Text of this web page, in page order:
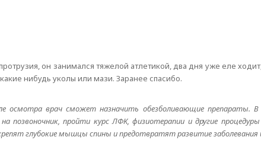
он занимался тяжелой атлетикой, два дня уже еле
нибудь уколы или мази. Заранее спасибо.
осмотра врач сможет назначить обезболивающие препараты.
позвоночник, пройти курс ЛФК, физиотерапии и другие
глубокие мышцы спины и предотвратят развитие